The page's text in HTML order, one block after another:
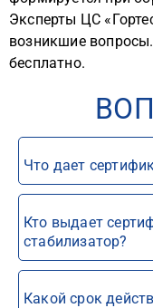
Эксперты ЦС
возникшие
бесплатно.
Что дает
Кто выдает
стабилизатор?
Какой срок